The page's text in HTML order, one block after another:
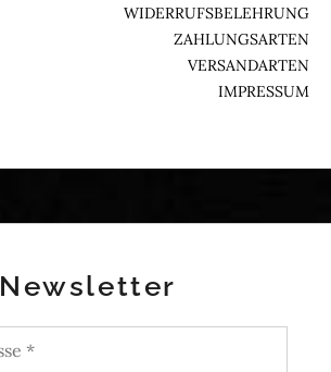
WIDERRUFSBELEHRUNG
ZAHLUNGSARTEN
VERSANDARTEN
IMPRESSUM
Newsletter